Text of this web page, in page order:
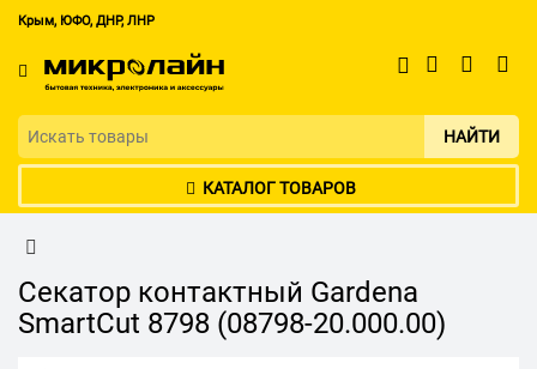
Крым, ЮФО, ДНР, ЛНР
НАЙТИ
КАТАЛОГ ТОВАРОВ
Секатор контактный Gardena
SmartCut 8798 (08798-20.000.00)